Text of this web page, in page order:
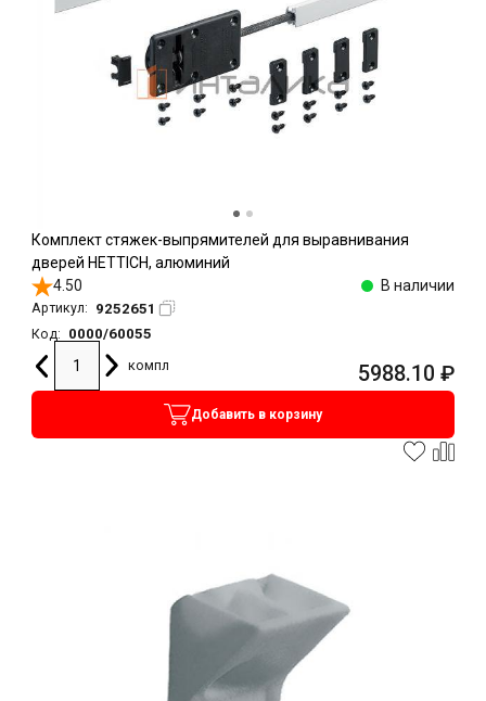
Комплект стяжек-выпрямителей для выравнивания
дверей HETTICH, алюминий
4.50
В наличии
Артикул: 9252651
Код:
0000/60055
компл
5988.10 ₽
Добавить в корзину